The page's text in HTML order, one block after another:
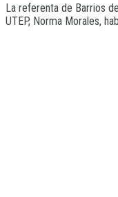
La referenta de Barrios
UTEP, Norma Morales,